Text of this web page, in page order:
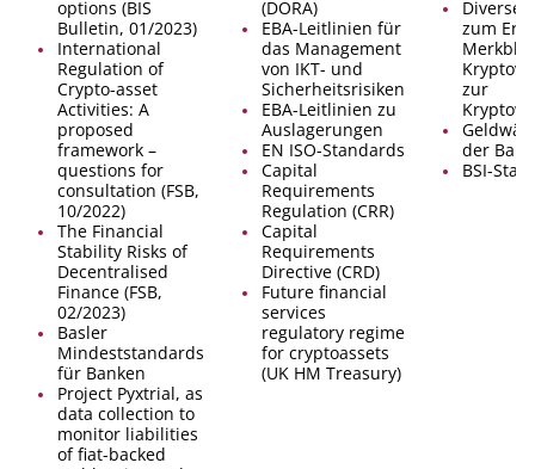
options (BIS
Bulletin, 01/2023)
International
Regulation of
Crypto-asset
Activities: A
proposed
framework –
questions for
consultation (FSB,
10/2022)
The Financial
Stability Risks of
Decentralised
Finance (FSB,
02/2023)
Basler
Mindeststandards
für Banken
Project Pyxtrial, as
data collection to
monitor liabilities
of fiat-backed
(DORA)
EBA-Leitlinien für
das Management
von IKT- und
Sicherheitsrisiken
EBA-Leitlinien zu
Auslagerungen
EN ISO-Standards
Capital
Requirements
Regulation (CRR)
Capital
Requirements
Directive (CRD)
Future financial
services
regulatory regime
for cryptoassets
(UK HM Treasury)
Diverse
zum
zur
der
BSI-